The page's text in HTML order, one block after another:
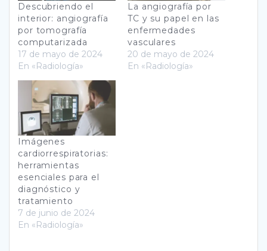
Descubriendo el
interior: angiografía
por tomografía
computarizada
17 de mayo de 2024
En «Radiología»
La angiografía por
TC y su papel en las
enfermedades
vasculares
20 de mayo de 2024
En «Radiología»
Imágenes
cardiorrespiratorias:
herramientas
esenciales para el
diagnóstico y
tratamiento
7 de junio de 2024
En «Radiología»